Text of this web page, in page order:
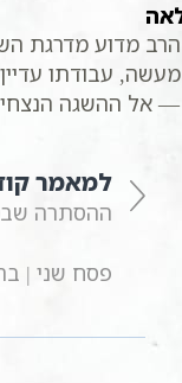
מדוע מדרגת
עבודתו
— אל ההשגה
למאמר
ההסתרה
פסח שני |